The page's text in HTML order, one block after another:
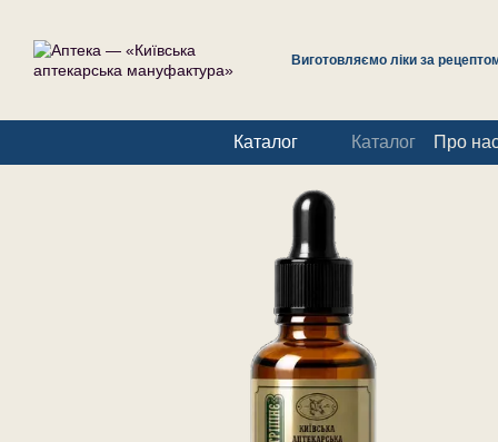
Виготовляємо ліки за
Каталог Каталог Про